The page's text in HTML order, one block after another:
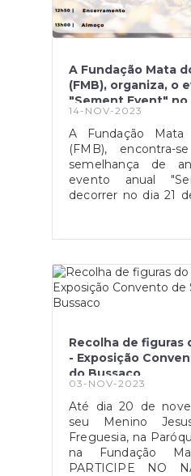
A Fundação Mata
(FMB), organiza, o
"Sement Event" no
Novembro, com
espaço Educativo
14-NOV-2023
A Fundação
(FMB), encontra-
semelhança de
evento anual
decorrer no dia 21
início pelas 9:30h
temática da
biodiversidade,
propagação de
no combate às
937 000
Recolha de figuras
- Exposição
do Bussaco
03-NOV-2023
Até dia 20 de
seu Menino
Freguesia, na
na Fundação
PARTICIPE NO